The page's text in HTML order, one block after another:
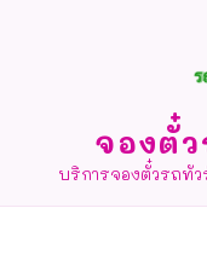
จองตั๋
บริการจองตั๋วรถทัว